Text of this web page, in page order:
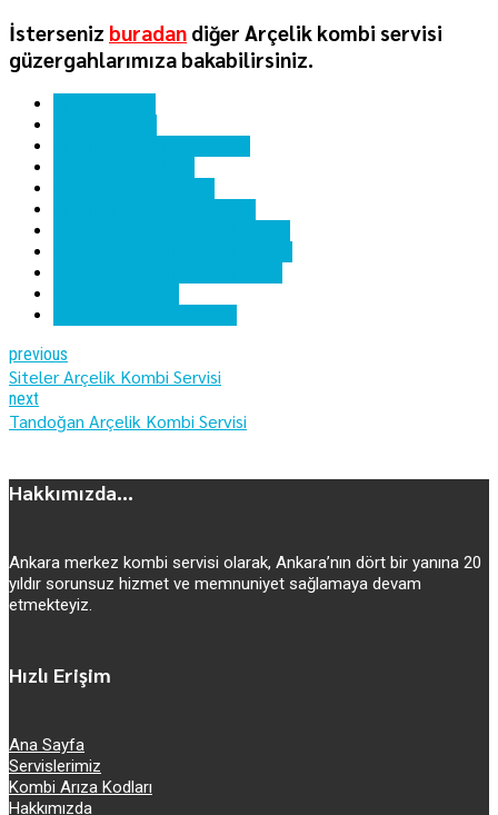
İsterseniz buradan diğer Arçelik kombi servisi
güzergahlarımıza bakabilirsiniz.
previous
Siteler Arçelik Kombi Servisi
next
Tandoğan Arçelik Kombi Servisi
Hakkımızda...
Ankara merkez kombi servisi olarak, Ankara’nın dört bir yanına 20
yıldır sorunsuz hizmet ve memnuniyet sağlamaya devam
etmekteyiz.
Hızlı Erişim
Ana Sayfa
Servislerimiz
Kombi Arıza Kodları
Hakkımızda